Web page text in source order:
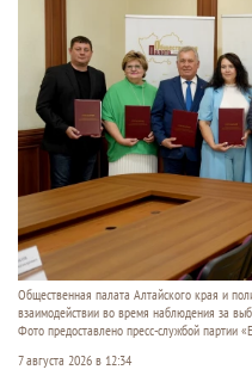
Общественная палата Алтайского края и
взаимодействии во время наблюдения за
Фото предоставлено пресс-службой партии
7 августа 2026 в 12:34